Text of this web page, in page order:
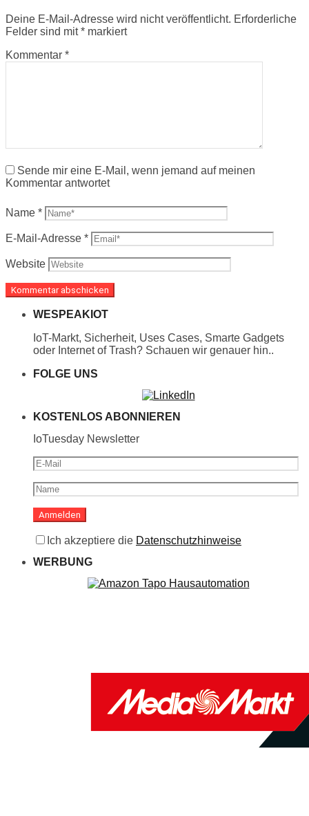
Deine E-Mail-Adresse wird nicht veröffentlicht. Erforderliche
Felder sind mit* markiert
Kommentar *
Sende mir eine E-Mail, wenn jemand auf meinen
Kommentar antwortet
Name *
E-Mail-Adresse *
Website
WESPEAKIOT
IoT-Markt, Sicherheit, Uses Cases, Smarte Gadgets
oder Internet of Trash? Schauen wir genauer hin..
FOLGE UNS
KOSTENLOS ABONNIEREN
IoTuesday Newsletter
Ich akzeptiere die Datenschutzhinweise
WERBUNG